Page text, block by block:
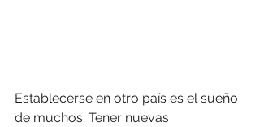
Establecerse en otro país es el sueño
de muchos. Tener nuevas